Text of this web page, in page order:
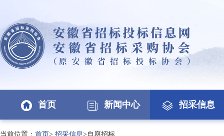
首页 新闻中心 招采信息
当前位置： 首页> 招采信息>自愿招标